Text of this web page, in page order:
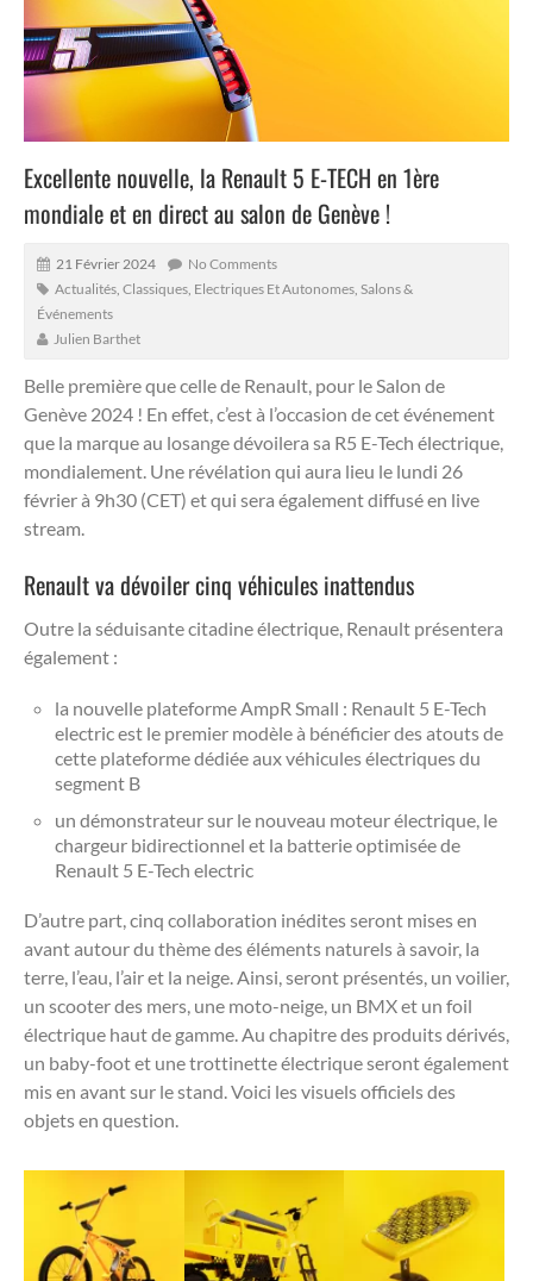
Excellente nouvelle, la Renault 5 E-TECH en 1ère
mondiale et en direct au salon de Genève !
21 Février 2024
No Comments
Actualités Classiques Electriques Et Autonomes Salons &
Événements
Julien Barthet
Belle première que celle de Renault, pour le Salon de
Genève 2024 ! En effet, c’est à l’occasion de cet événement
que la marque au losange dévoilera sa R5 E-Tech électrique,
mondialement. Une révélation qui aura lieu le lundi 26
février à 9h30 (CET) et qui sera également diffusé en live
stream.
Renault va dévoiler cinq véhicules inattendus
Outre la séduisante citadine électrique, Renault présentera
également :
la nouvelle plateforme AmpR Small : Renault 5 E-Tech
electric est le premier modèle à bénéficier des atouts de
cette plateforme dédiée aux véhicules électriques du
segment B
un démonstrateur sur le nouveau moteur électrique, le
chargeur bidirectionnel et la batterie optimisée de
Renault 5 E-Tech electric
D’autre part, cinq collaboration inédites seront mises en
avant autour du thème des éléments naturels à savoir, la
terre, l’eau, l’air et la neige. Ainsi, seront présentés, un voilier,
un scooter des mers, une moto-neige, un BMX et un foil
électrique haut de gamme. Au chapitre des produits dérivés,
un baby-foot et une trottinette électrique seront également
mis en avant sur le stand. Voici les visuels officiels des
objets en question.